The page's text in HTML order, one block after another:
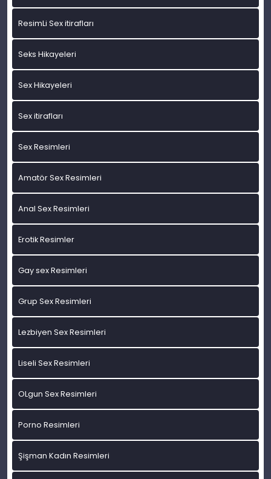
ResimLi Sex itirafları
Seks Hikayeleri
Sex Hikayeleri
Sex itirafları
Sex Resimleri
Amatör Sex Resimleri
Anal Sex Resimleri
Erotik Resimler
Gay sex Resimleri
Grup Sex Resimleri
Lezbiyen Sex Resimleri
Liseli Sex Resimleri
OLgun Sex Resimleri
Porno Resimleri
Şişman Kadın Resimleri